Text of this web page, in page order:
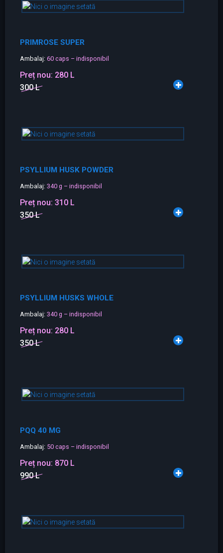
PRIMROSE SUPER
Ambalaj: 60 caps – indisponibil
Preț nou: 280 L
300 L
PSYLLIUM HUSK POWDER
Ambalaj: 340 g – indisponibil
Preț nou: 310 L
350 L
PSYLLIUM HUSKS WHOLE
Ambalaj: 340 g – indisponibil
Preț nou: 280 L
350 L
PQQ 40 MG
Ambalaj: 50 caps – indisponibil
Preț nou: 870 L
990 L